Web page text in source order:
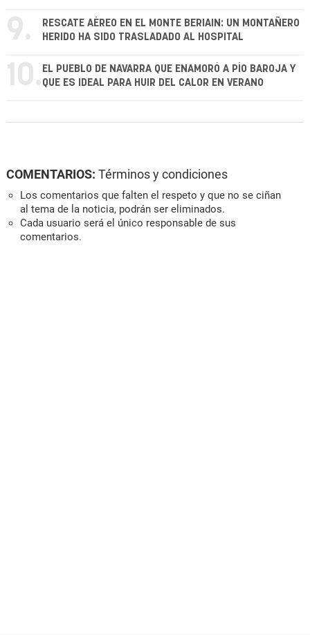
9.
RESCATE AÉREO EN EL MONTE BERIAIN: UN MONTAÑERO
HERIDO HA SIDO TRASLADADO AL HOSPITAL
10. EL PUEBLO DE NAVARRA QUE ENAMORÓ A PÍO BAROJA Y
QUE ES IDEAL PARA HUIR DEL CALOR EN VERANO
COMENTARIOS: Términos y condiciones
Los comentarios que falten el respeto y que no se ciñan
al tema de la noticia, podrán ser eliminados.
Cada usuario será el único responsable de sus
comentarios.